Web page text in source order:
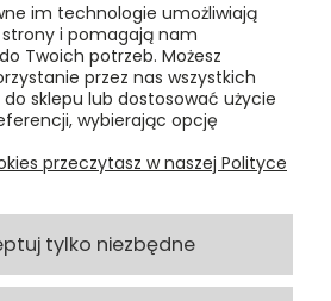
Warszawa
im technologie umożliwiają
i pomagają nam
Twoich potrzeb. Możesz
przez nas wszystkich
sklepu lub dostosować użycie
wybierając opcję
przeczytasz w naszej Polityce
tylko niezbędne